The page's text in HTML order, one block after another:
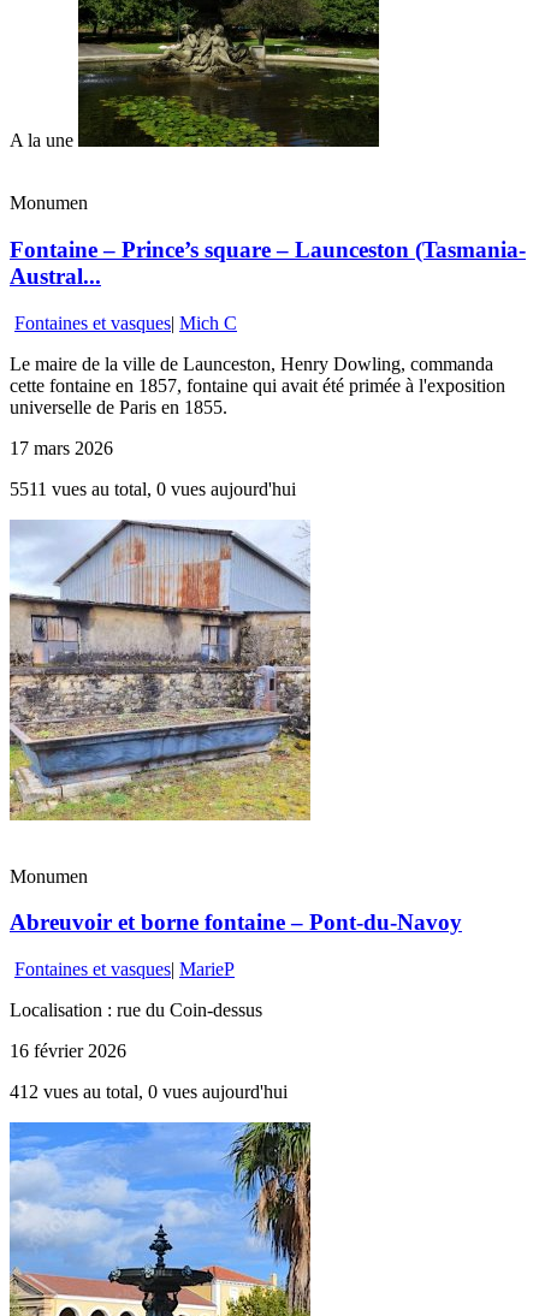
A la une
Monumen
Fontaine – Prince’s square – Launceston (Tasmania-
Austral...
Fontaines et vasques| Mich C
Le maire de la ville de Launceston, Henry Dowling, commanda
cette fontaine en 1857, fontaine qui avait été primée à l'exposition
universelle de Paris en 1855.
17 mars 2026
5511 vues au total, 0 vues aujourd'hui
Monumen
Abreuvoir et borne fontaine – Pont-du-Navoy
Fontaines et vasques| MarieP
Localisation : rue du Coin-dessus
16 février 2026
412 vues au total, 0 vues aujourd'hui